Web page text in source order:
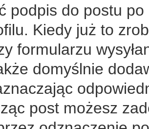
podpis do postu
Kiedy już to
formularzu
domyślnie
post możesz